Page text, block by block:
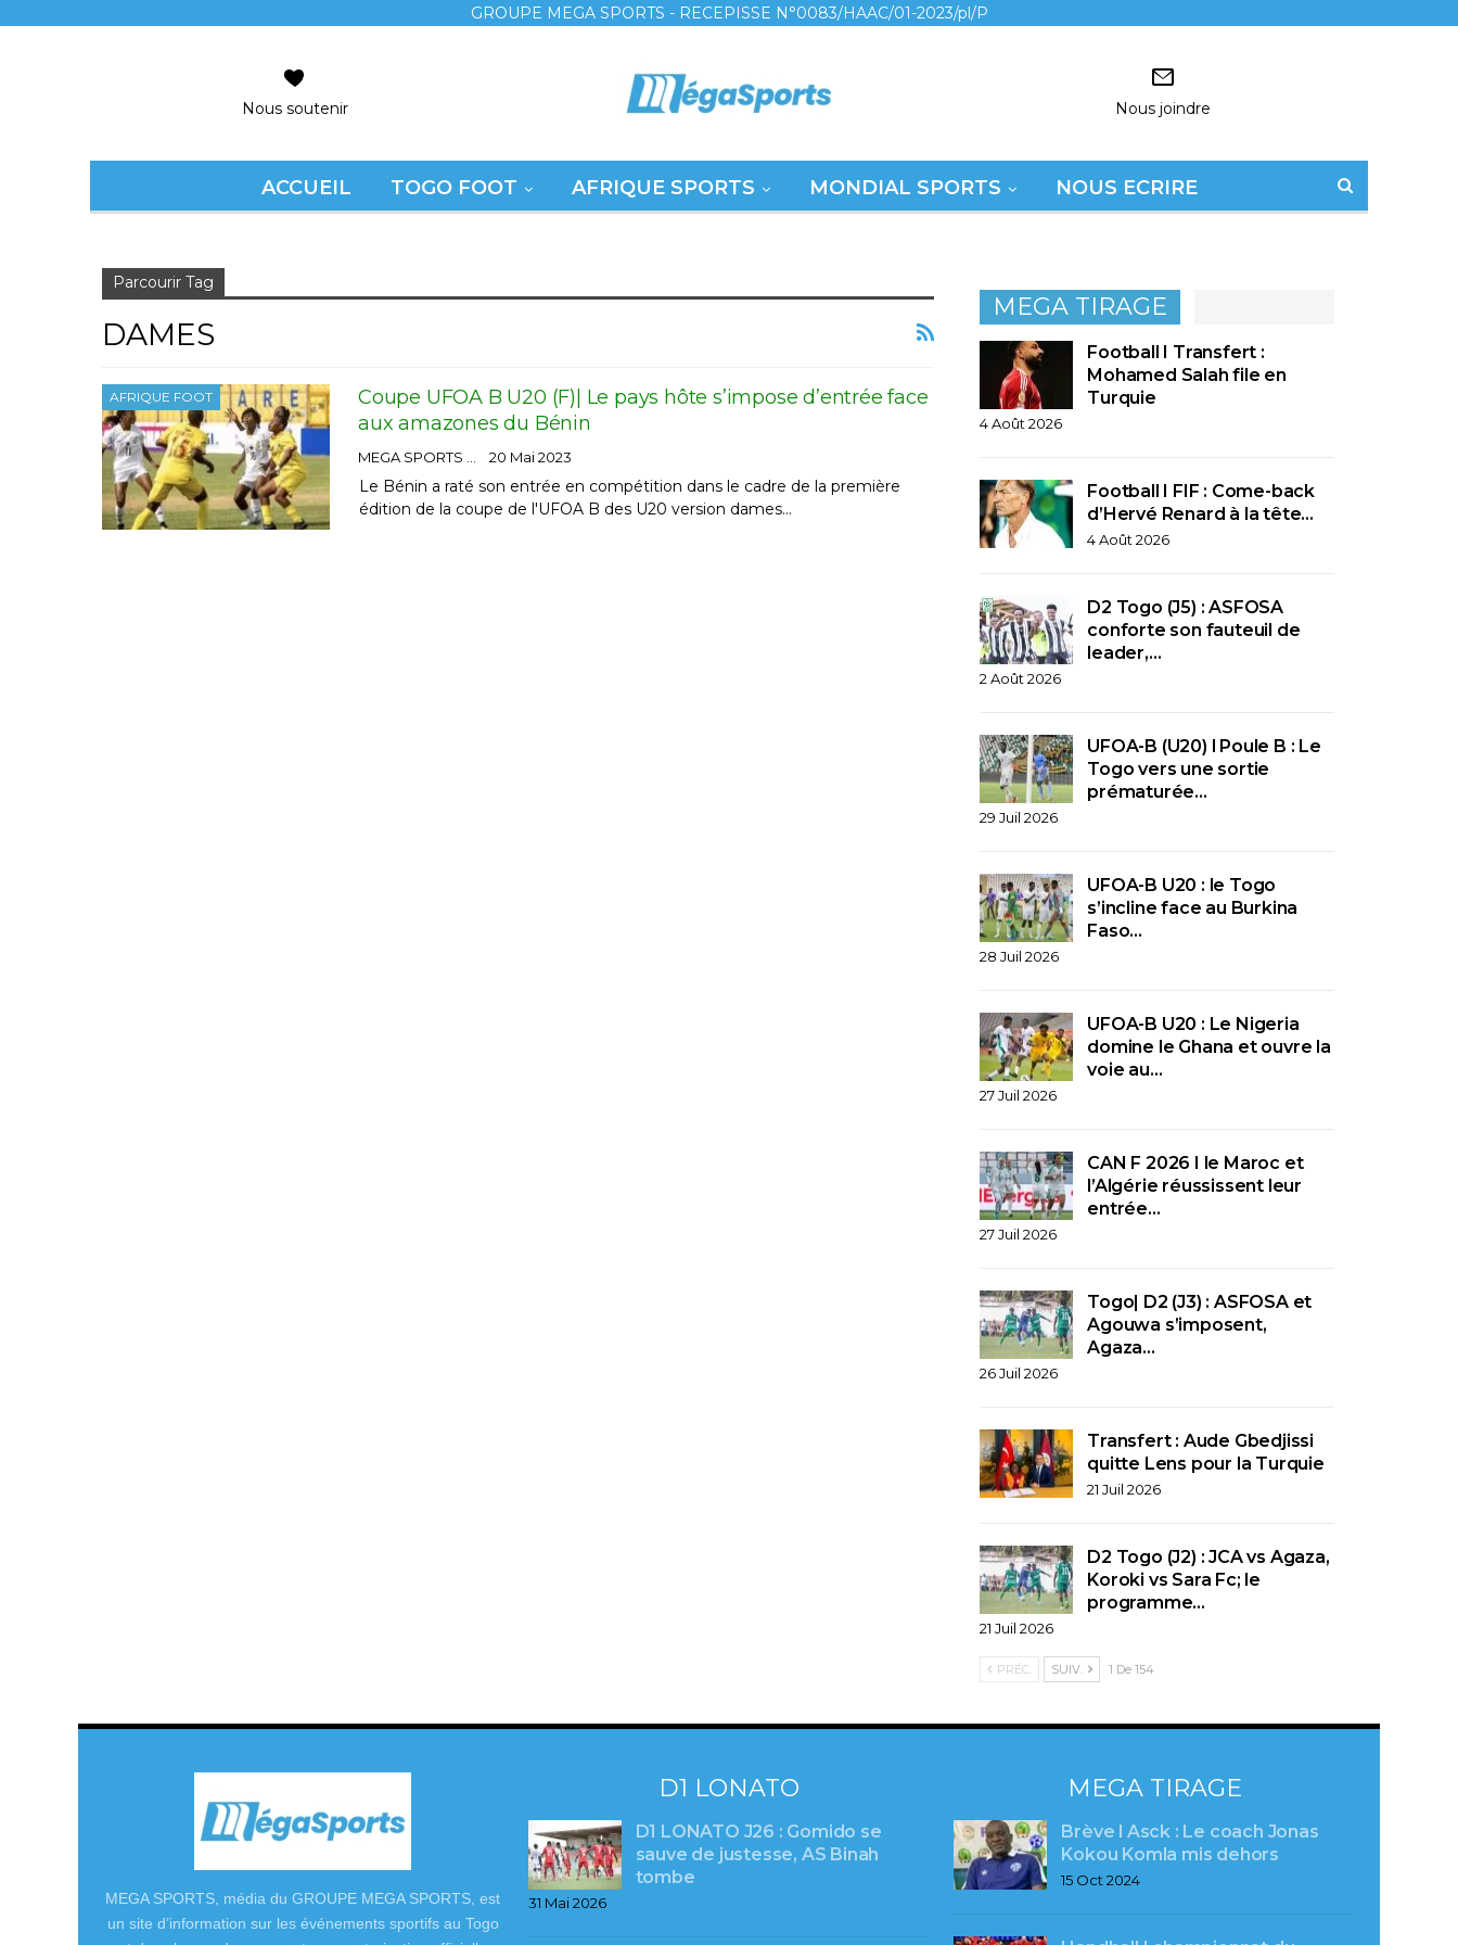
GROUPE MEGA SPORTS - RECEPISSE N°0083/HAAC/01-2023/pl/P
Nous soutenir Nous joindre
ACCUEIL TOGO FOOT AFRIQUE SPORTS MONDIAL SPORTS NOUS ECRIRE
Parcourir Tag
DAMES
AFRIQUE FOOT
Coupe UFOA B U20 (F)| Le pays hôte s’impose d’entrée face
aux amazones du Bénin
20 Mai 2023
Le Bénin a raté son entrée en compétition dans le cadre de la première
édition de la coupe de l'UFOA B des U20 version dames…
MEGA TIRAGE
Football I Transfert :
Mohamed Salah file en
Turquie
4 Août 2026
Football I FIF : Come-back
d’Hervé Renard à la tête…
4 Août 2026
D2 Togo (J5) : ASFOSA
conforte son fauteuil de
leader,…
2 Août 2026
UFOA-B (U20) l Poule B : Le
Togo vers une sortie
prématurée…
29 Juil 2026
UFOA-B U20 : le Togo
s’incline face au Burkina
Faso…
28 Juil 2026
UFOA-B U20 : Le Nigeria
domine le Ghana et ouvre la
voie au…
27 Juil 2026
CAN F 2026 I le Maroc et
l’Algérie réussissent leur
entrée…
27 Juil 2026
Togo| D2 (J3) : ASFOSA et
Agouwa s’imposent,
Agaza…
26 Juil 2026
Transfert : Aude Gbedjissi
quitte Lens pour la Turquie
21 Juil 2026
D2 Togo (J2) : JCA vs Agaza,
Koroki vs Sara Fc; le
programme…
21 Juil 2026
PRÉC. SUIV. 1 De 154
MEGA SPORTS, média du GROUPE MEGA SPORTS, est
un site d’information sur les événements sportifs au Togo
D1 LONATO
D1 LONATO J26 : Gomido se
sauve de justesse, AS Binah
tombe
31 Mai 2026
MEGA TIRAGE
Brève l Asck : Le coach Jonas
Kokou Komla mis dehors
15 Oct 2024